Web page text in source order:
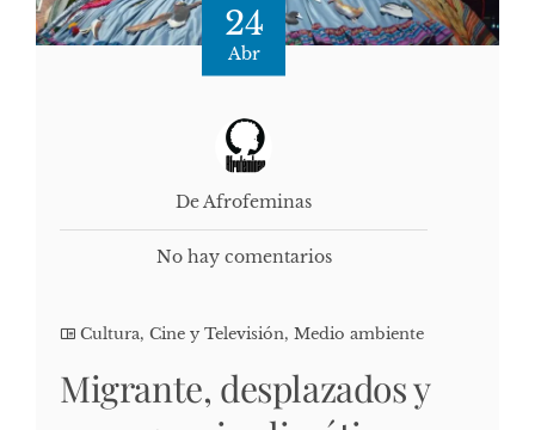
24
Abr
De Afrofeminas
No hay comentarios
Cultura, Cine y Televisión, Medio ambiente
Migrante, desplazados y